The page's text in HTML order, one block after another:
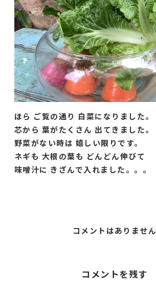
ほら ご覧の通り 白菜になりました。
芯から 葉がたくさん 出てきました。
野菜がない時は 嬉しい限りです。
ネギも 大根の葉も どんどん伸びて
味噌汁に きざんで入れました。。。
コメントはありません
コメントを残す